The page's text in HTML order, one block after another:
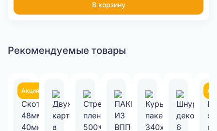
В корзину
Рекомендуемые товары
Акция